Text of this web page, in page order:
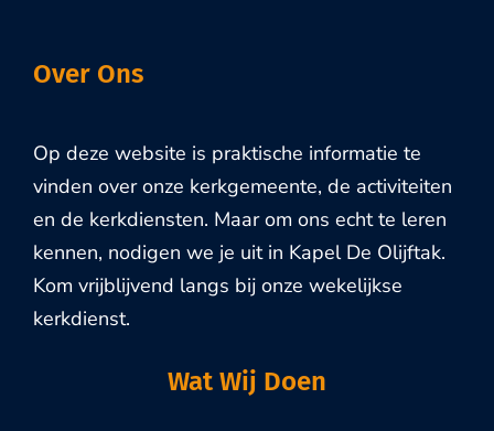
Over Ons
Op deze website is praktische informatie te
vinden over onze kerkgemeente, de activiteiten
en de kerkdiensten. Maar om ons echt te leren
kennen, nodigen we je uit in Kapel De Olijftak.
Kom vrijblijvend langs bij onze wekelijkse
kerkdienst.
Wat Wij Doen